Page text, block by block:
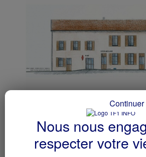
Bar-restaurant et chambre
gérance – Creuse
Guéret - 23000
Nous nous
respecter votre
Continuer